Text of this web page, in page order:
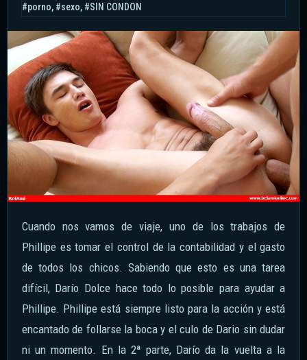
#porno, #sexo, #SIN CONDON
Cuando nos vamos de viaje, uno de los trabajos de
Phillipe es tomar el control de la contabilidad y el gasto
de todos los chicos. Sabiendo que esto es una tarea
difícil, Darío Dolce hace todo lo posible para ayudar a
Phillipe. Phillipe está siempre listo para la acción y está
encantado de follarse la boca y el culo de Dario sin dudar
ni un momento. En la 2ª parte, Darío da la vuelta a la